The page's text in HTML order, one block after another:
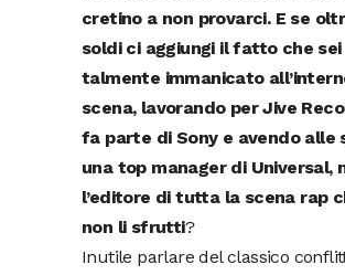
cretino a non provarci. E se
soldi ci aggiungi il fatto che sei
talmente immanicato
scena, lavorando per Jive
fa parte di Sony e avendo alle
una top manager di Universal,
l’editore di tutta la scena rap
non li sfrutti?
Inutile parlare del classico